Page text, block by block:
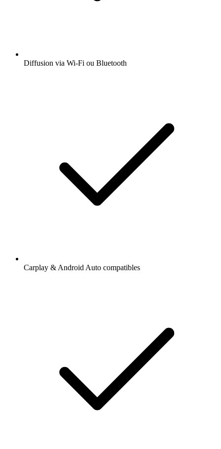
Diffusion via Wi-Fi ou Bluetooth
Carplay & Android Auto compatibles